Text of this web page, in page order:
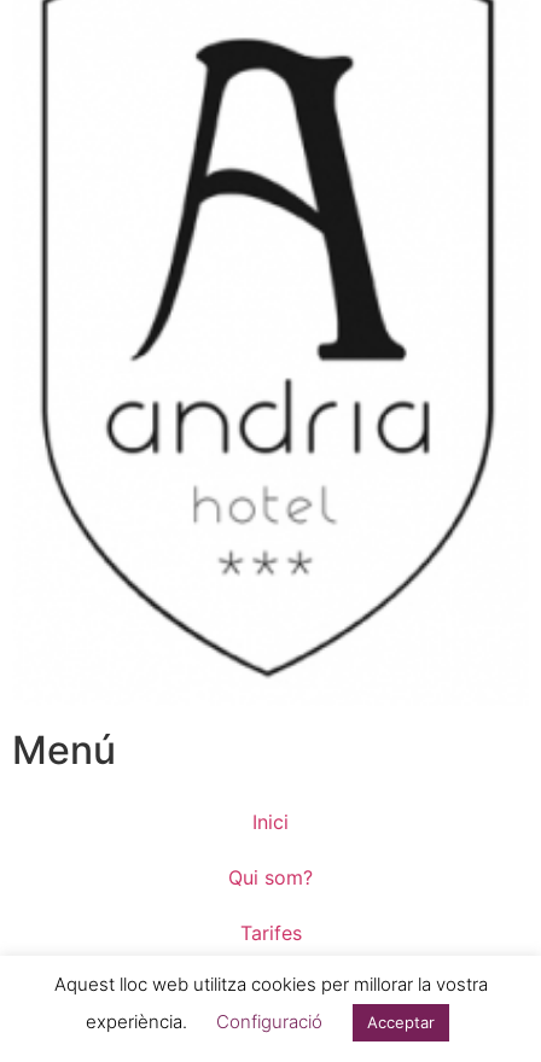
Menú
Inici
Qui som?
Tarifes
On som?
Aquest lloc web utilitza cookies per millorar la vostra
experiència.
Configuració Acceptar